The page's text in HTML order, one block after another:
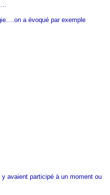
a évoqué par exemple
avaient participé à un moment ou